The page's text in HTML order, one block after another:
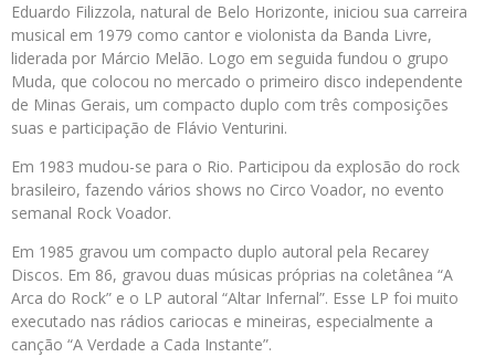
Eduardo Filizzola, natural de Belo Horizonte, iniciou sua carreira
musical em 1979 como cantor e violonista da Banda Livre,
liderada por Márcio Melão. Logo em seguida fundou o grupo
Muda, que colocou no mercado o primeiro disco independente
de Minas Gerais, um compacto duplo com três composições
suas e participação de Flávio Venturini.
Em 1983 mudou-se para o Rio. Participou da explosão do rock
brasileiro, fazendo vários shows no Circo Voador, no evento
semanal Rock Voador.
Em 1985 gravou um compacto duplo autoral pela Recarey
Discos. Em 86, gravou duas músicas próprias na coletânea “A
Arca do Rock” e o LP autoral “Altar Infernal”. Esse LP foi muito
executado nas rádios cariocas e mineiras, especialmente a
canção “A Verdade a Cada Instante”.